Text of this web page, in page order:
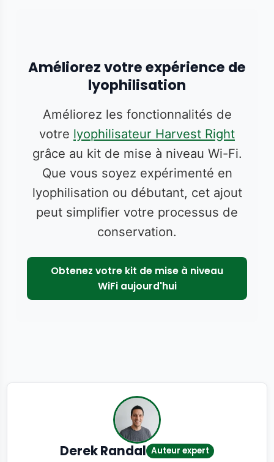
Améliorez votre expérience de
lyophilisation
Améliorez les fonctionnalités de
votre lyophilisateur Harvest Right
grâce au kit de mise à niveau Wi-Fi.
Que vous soyez expérimenté en
lyophilisation ou débutant, cet ajout
peut simplifier votre processus de
conservation.
Obtenez votre kit de mise à niveau
WiFi aujourd'hui
Derek Randal Auteur expert